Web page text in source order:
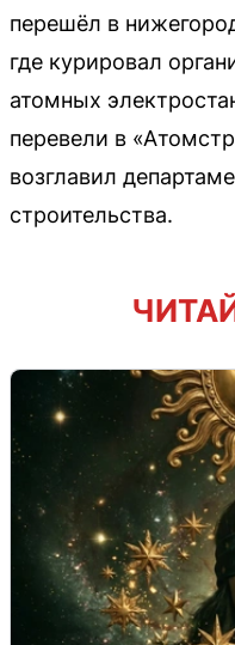
перешёл в
где курировал
атомных
перевели в
возглавил
строительства.